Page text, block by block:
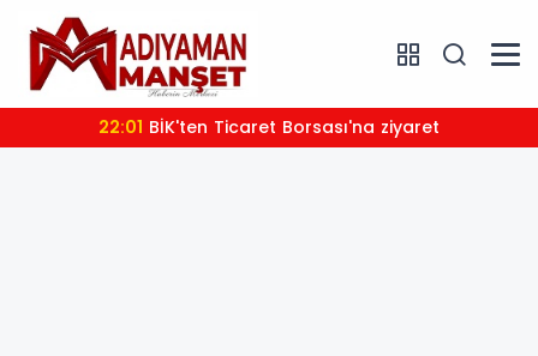
22:01 BİK'ten Ticaret Borsası'na ziyaret